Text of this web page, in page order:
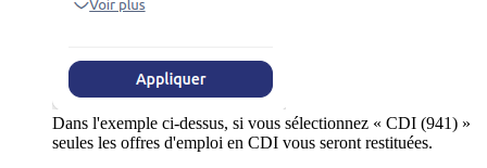
Dans l'exemple ci-dessus, si vous sélectionnez « CDI (941) »
seules les offres d'emploi en CDI vous seront restituées.